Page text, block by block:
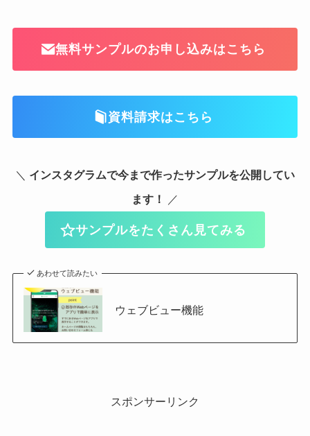
無料サンプルのお申し込みはこちら
資料請求はこちら
＼ インスタグラムで今まで作ったサンプルを公開してい
ます！
／
サンプルをたくさん見てみる
あわせて読みたい
ウェブビュー機能
スポンサーリンク